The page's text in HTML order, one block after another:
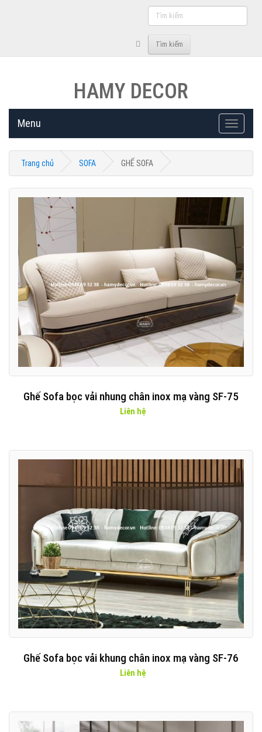
Tìm
kiếm
Tìm kiếm
HAMY DECOR
Toggle
Menu
Trang chủ SOFA GHẾ SOFA
Ghế Sofa bọc vải nhung chân inox mạ vàng SF-75
Liên hệ
Ghế Sofa bọc vải khung chân inox mạ vàng SF-76
Liên hệ